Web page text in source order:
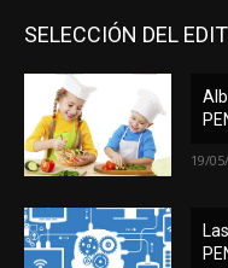
SELECCIÓN DEL
19/